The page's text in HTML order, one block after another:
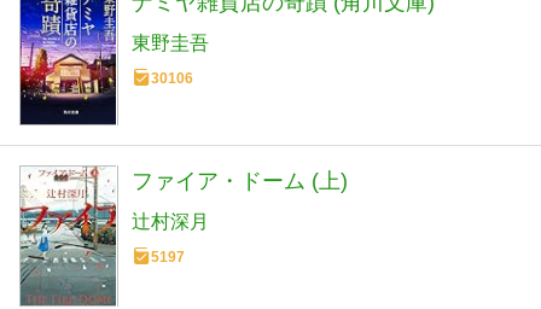
東野圭吾
30106
ファイア・ドーム (上)
辻村深月
5197